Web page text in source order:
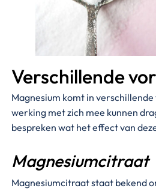
Verschillende
Magnesium komt in
werking met zich mee kunnen
bespreken wat het effect van
Magnesiumcitraat
Magnesiumcitraat staat bekend